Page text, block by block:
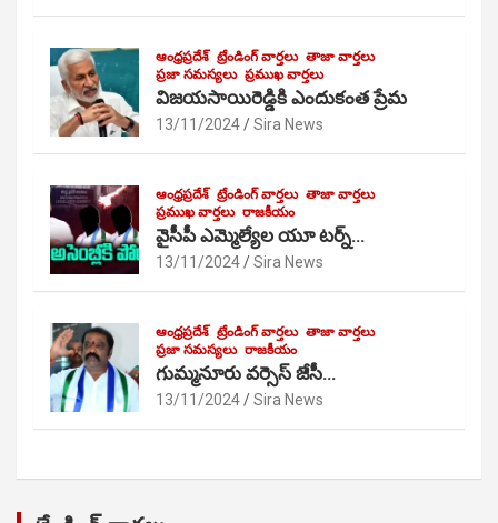
ఆంధ్రప్రదేశ్ ట్రేండింగ్ వార్తలు తాజా వార్తలు
ప్రజా సమస్యలు ప్రముఖ వార్తలు
విజయసాయిరెడ్డికి ఎందుకంత ప్రేమ
13/11/2024 Sira News
ఆంధ్రప్రదేశ్ ట్రేండింగ్ వార్తలు తాజా వార్తలు
ప్రముఖ వార్తలు రాజకీయం
వైసీపీ ఎమ్మెల్యేల యూ టర్న్…
13/11/2024 Sira News
ఆంధ్రప్రదేశ్ ట్రేండింగ్ వార్తలు తాజా వార్తలు
ప్రజా సమస్యలు రాజకీయం
గుమ్మనూరు వర్సెస్ జేసీ…
13/11/2024 Sira News